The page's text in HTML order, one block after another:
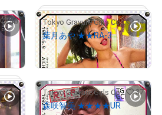
40 Tokyo Gravure Girls Collections 14
葉月あや ★★RA-3
¥5,000
16 Tokyo Gravure Girls Collections 37
森咲智美 ★★★★UR